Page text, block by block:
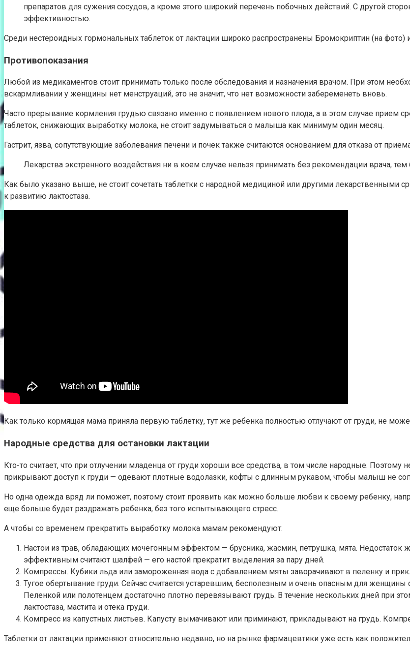
препаратов для сужения сосудов, а кроме этого широкий перечень побочных действий. С другой
эффективностью.
Среди нестероидных гормональных таблеток от лактации широко распространены Бромокриптин (на фото)
Противопоказания
Любой из медикаментов стоит принимать только после обследования и назначения врачом. При этом
вскармливании у женщины нет менструаций, это не значит, что нет возможности забеременеть вновь.
Часто прерывание кормления грудью связано именно с появлением нового плода, а в этом случае прием
таблеток, снижающих выработку молока, не стоит задумываться о малыша как минимум один месяц.
Гастрит, язва, сопутствующие заболевания печени и почек также считаются основанием для отказа от
Лекарства экстренного воздействия ни в коем случае нельзя принимать без рекомендации врача,
Как было указано выше, не стоит сочетать таблетки с народной медициной или другими лекарственными
к развитию лактостаза.
Как только кормящая мама приняла первую таблетку, тут же ребенка полностью отлучают от груди, не
Народные средства для остановки лактации
Кто-то считает, что при отлучении младенца от груди хороши все средства, в том числе народные.
прикрывают доступ к груди — одевают плотные водолазки, кофты с длинным рукавом, чтобы малыш не
Но одна одежда вряд ли поможет, поэтому стоит проявить как можно больше любви к своему ребенку,
еще больше будет раздражать ребенка, без того испытывающего стресс.
А чтобы со временем прекратить выработку молока мамам рекомендуют:
Настои из трав, обладающих мочегонным эффектом — брусника, жасмин, петрушка, мята. Недостаток
эффективным считают шалфей — его настой прекратит выделения за пару дней.
Компрессы. Кубики льда или замороженная вода с добавлением мяты заворачивают в пеленку и
Тугое обертывание груди. Сейчас считается устаревшим, бесполезным и очень опасным для
Пеленкой или полотенцем достаточно плотно перевязывают грудь. В течение нескольких дней при
лактостаза, мастита и отека груди.
Компресс из капустных листьев. Капусту вымачивают или приминают, прикладывают на грудь.
Таблетки от лактации применяют относительно недавно, но на рынке фармацевтики уже есть как